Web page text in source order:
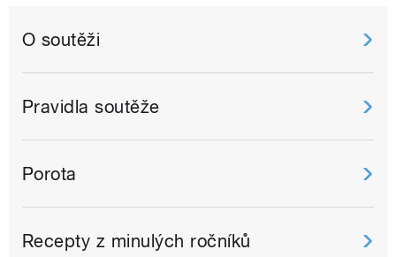
O soutěži
Pravidla soutěže
Porota
Recepty z minulých ročníků